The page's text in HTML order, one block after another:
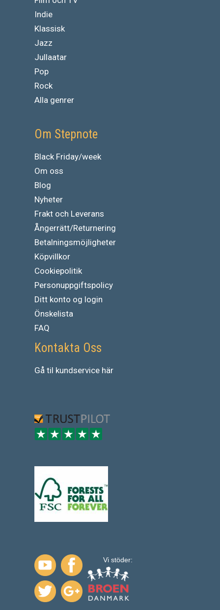
Indie
Klassisk
Jazz
Jullaatar
Pop
Rock
Alla genrer
Om Stepnote
Black Friday/week
Om oss
Blog
Nyheter
Frakt och Leverans
Ångerrätt/Returnering
Betalningsmöjligheter
Köpvillkor
Cookiepolitik
Personuppgiftspolicy
Ditt konto og login
Önskelista
FAQ
Kontakta Oss
Gå til kundservice här
Vi stöder: